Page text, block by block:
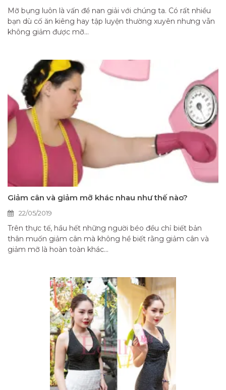
Mỡ bụng luôn là vấn đề nan giải với chúng ta. Có rất nhiều
bạn dù cố ăn kiêng hay tập luyện thường xuyên nhưng vẫn
không giảm được mỡ...
Giảm cân và giảm mỡ khác nhau như thế nào?
22/05/2019
Trên thực tế, hầu hết những người béo đều chỉ biết bản
thân muốn giảm cân mà không hề biết rằng giảm cân và
giảm mỡ là hoàn toàn khác...